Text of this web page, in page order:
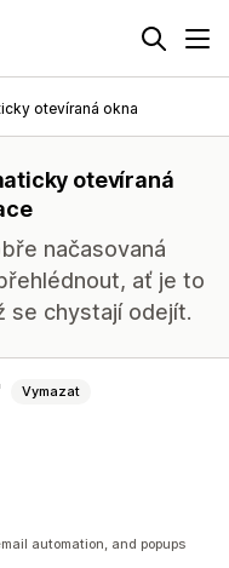
otevíraná okna
otevíraná
načasovaná
ať je to
se chystají odejít.
Vymazat
automation, and popups